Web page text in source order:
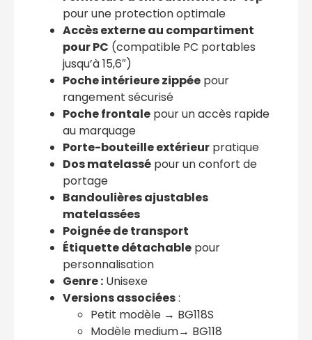
pour une protection optimale
Accès externe au compartiment
pour PC (compatible PC portables
jusqu’à 15,6″)
Poche intérieure zippée pour
rangement sécurisé
Poche frontale pour un accès rapide
au marquage
Porte-bouteille extérieur pratique
Dos matelassé pour un confort de
portage
Bandoulières ajustables
matelassées
Poignée de transport
Étiquette détachable pour
personnalisation
Genre : Unisexe
Versions associées:
Petit modèle → BG118S
Modèle medium→ BG118